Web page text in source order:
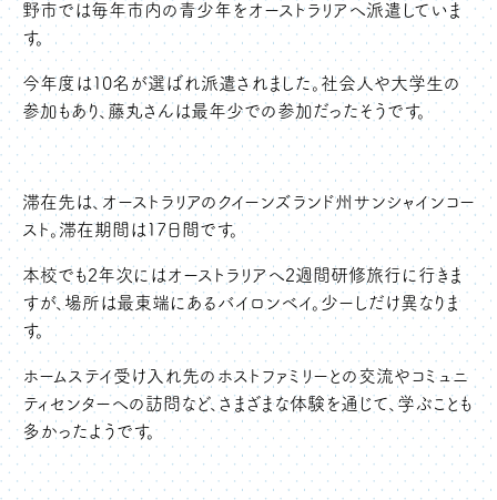
野市では毎年市内の青少年をオーストラリアへ派遣していま
す。
今年度は10名が選ばれ派遣されました。社会人や大学生の
参加もあり、藤丸さんは最年少での参加だったそうです。
滞在先は、オーストラリアのクイーンズランド州サンシャインコー
スト。滞在期間は17日間です。
本校でも2年次にはオーストラリアへ2週間研修旅行に行きま
すが、場所は最東端にあるバイロンベイ。少ーしだけ異なりま
す。
ホームステイ受け入れ先のホストファミリーとの交流やコミュニ
ティセンターへの訪問など、さまざまな体験を通じて、学ぶことも
多かったようです。